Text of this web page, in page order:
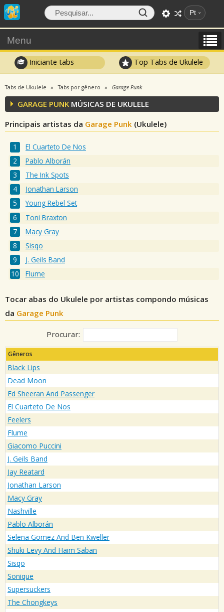
Pt
Menu
Iniciante tabs Top Tabs de Ukulele
Tabs de Ukulele Tabs por gênero Garage Punk
GARAGE PUNK MÚSICAS DE UKULELE
Principais artistas da Garage Punk (Ukulele)
El Cuarteto De Nos
Pablo Alborán
The Ink Spots
Jonathan Larson
Young Rebel Set
Toni Braxton
Macy Gray
Sisqo
J. Geils Band
Flume
Tocar abas do Ukulele por artistas compondo músicas
da Garage Punk
Procurar:
Gêneros
Black Lips
Dead Moon
Ed Sheeran And Passenger
El Cuarteto De Nos
Feelers
Flume
Giacomo Puccini
J. Geils Band
Jay Reatard
Jonathan Larson
Macy Gray
Nashville
Pablo Alborán
Selena Gomez And Ben Kweller
Shuki Levy And Haim Saban
Sisqo
Sonique
Supersuckers
The Chongkeys